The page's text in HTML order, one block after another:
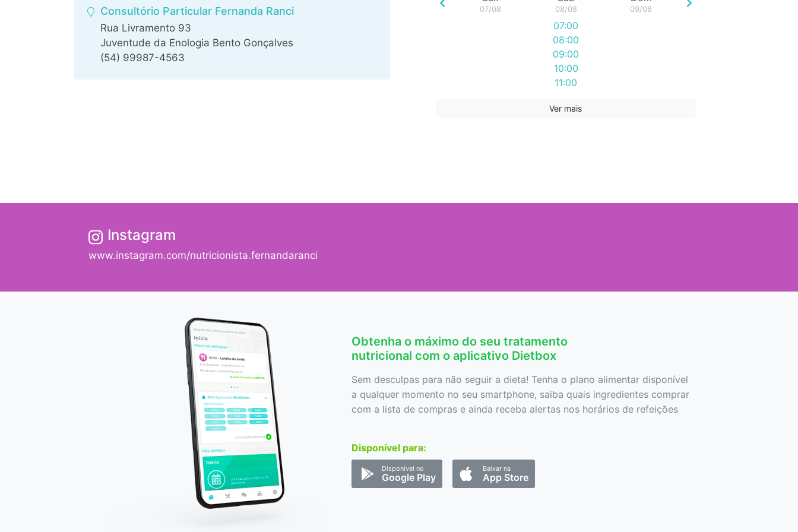
Consultório Particular Fernanda Ranci
Rua Livramento 93
Juventude da Enologia Bento Gonçalves
(54) 99987-4563
07/08 08/08
07:00
08:00
09:00
10:00
11:00
09/08
Ver mais
Instagram
www.instagram.com/nutricionista.fernandaranci
Obtenha o máximo do seu tratamento
nutricional com o aplicativo Dietbox
Sem desculpas para não seguir a dieta! Tenha o plano alimentar disponível
a qualquer momento no seu smartphone, saiba quais ingredientes comprar
com a lista de compras e ainda receba alertas nos horários de refeições
Disponível para:
Disponível no
Google Play
Baixar na
App Store